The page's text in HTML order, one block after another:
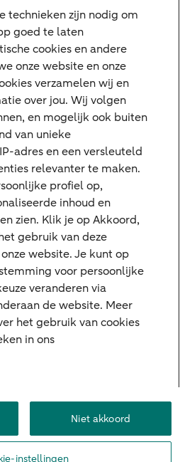
DisclaimerCookie-instellingen
ABN AMRO
technieken zijn nodig om
goed te laten
cookies en andere
onze website en onze
verzamelen wij en
over jou. Wij volgen
en mogelijk ook buiten
van unieke
adres en een versleuteld
relevanter te maken.
profiel op,
inhoud en
zien. Klik je op Akkoord,
gebruik van deze
website. Je kunt op
voor persoonlijke
veranderen via
de website. Meer
het gebruik van cookies
in ons
Niet akkoord
instellingen